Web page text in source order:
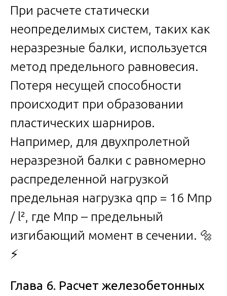
При расчете статически
неопределимых систем, таких как
неразрезные балки, используется
метод предельного равновесия.
Потеря несущей способности
происходит при образовании
пластических шарниров.
Например, для двухпролетной
неразрезной балки с равномерно
распределенной нагрузкой
предельная нагрузка qпр = 16 Mпр
/ l², где Mпр – предельный
изгибающий момент в сечении. 🔩
⚡
Глава 6. Расчет железобетонных